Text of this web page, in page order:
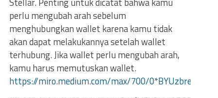
perlu mengubah arah sebelum
menghubungkan wallet karena kamu tidak
akan dapat melakukannya setelah wallet
terhubung. Jika wallet perlu mengubah arah,
kamu harus memutuskan wallet.
https://miro.medium.com/max/700/